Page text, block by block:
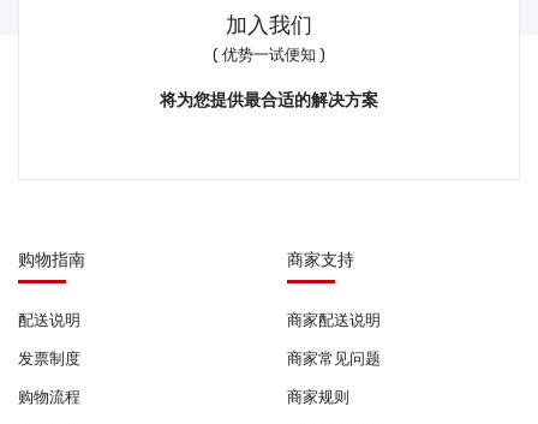
加入我们
( 优势一试便知 )
将为您提供最合适的解决方案
购物指南
配送说明
发票制度
购物流程
商家支持
商家配送说明
商家常见问题
商家规则